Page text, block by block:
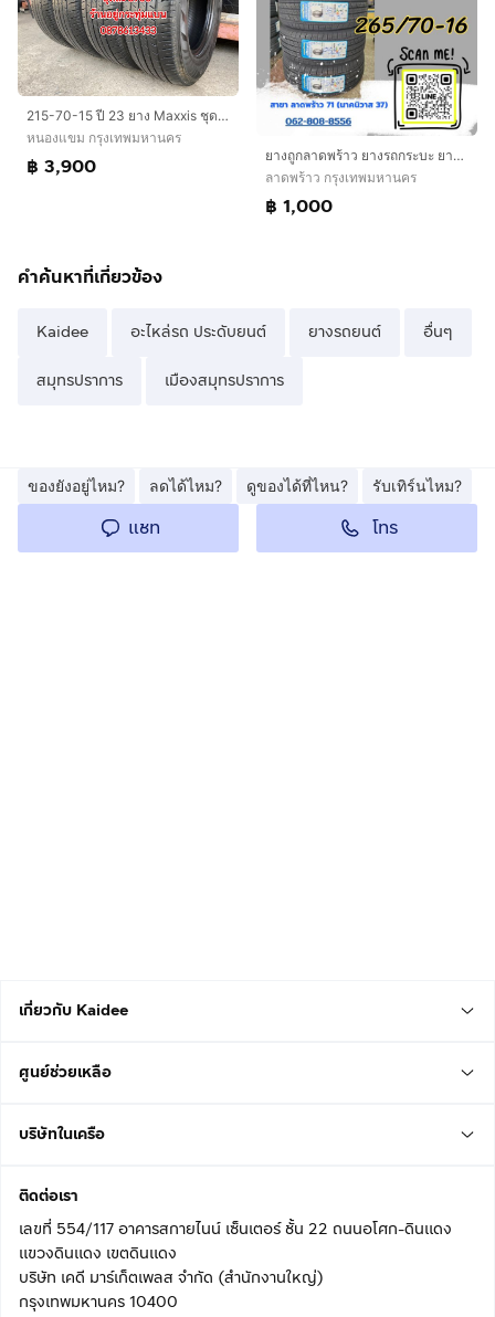
215-70-15 ปี 23 ยาง Maxxis ชุด 4 เส้น 3900 บาทสภาพยางสวยดอกเต็มๆนุ่มๆ ไม่บวมไม่กินข้างวิ่งใช้งานได้อีกยาวๆ รับประกันยาง 14 วัน
หนองแขม กรุงเทพมหานคร
฿ 3,900
ยางถูกลาดพร้าว ยางรถกระบะ ยางsuv
ลาดพร้าว กรุงเทพมหานคร
฿ 1,000
คำค้นหาที่เกี่ยวข้อง
Kaidee อะไหล่รถ ประดับยนต์ ยางรถยนต์ อื่นๆ
สมุทรปราการ เมืองสมุทรปราการ
ของยังอยู่ไหม? ลดได้ไหม? ดูของได้ที่ไหน? รับเทิร์นไหม?
แชท โทร
เกี่ยวกับ Kaidee
ศูนย์ช่วยเหลือ
บริษัทในเครือ
ติดต่อเรา
เลขที่ 554/117 อาคารสกายไนน์ เซ็นเตอร์ ชั้น 22 ถนนอโศก-ดินแดง
แขวงดินแดง เขตดินแดง
บริษัท เคดี มาร์เก็ตเพลส จำกัด (สำนักงานใหญ่)
กรุงเทพมหานคร 10400